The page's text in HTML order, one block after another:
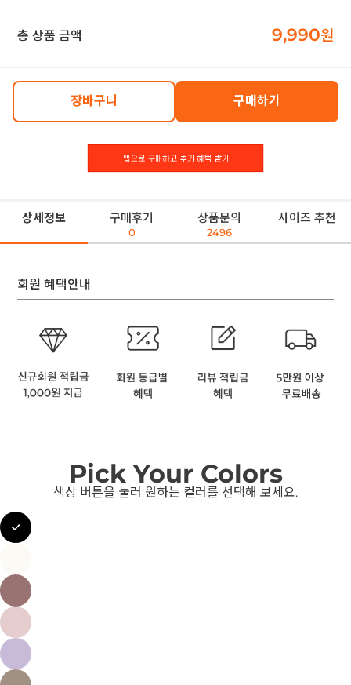
총 상품 금액 9,990원
장바구니 구매하기
상세정보 구매후기
0
상품문의
2496
사이즈 추천
회원 혜택안내
Pick Your Colors
색상 버튼을 눌러 원하는 컬러를 선택해 보세요.